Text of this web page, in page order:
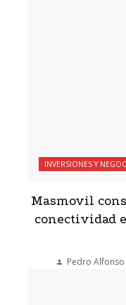
INVERSIONES Y
Masmovil
conectividad
Pedro Alfonso